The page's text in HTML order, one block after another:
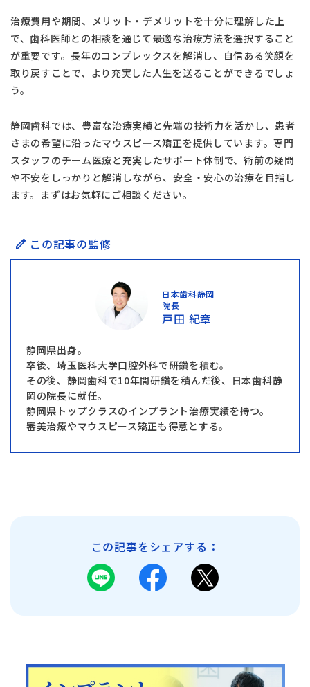
治療費用や期間、メリット・デメリットを十分に理解した上
で、歯科医師との相談を通じて最適な治療方法を選択すること
が重要です。長年のコンプレックスを解消し、自信ある笑顔を
取り戻すことで、より充実した人生を送ることができるでしょ
う。
静岡歯科では、豊富な治療実績と先端の技術力を活かし、患者
さまの希望に沿ったマウスピース矯正を提供しています。専門
スタッフのチーム医療と充実したサポート体制で、術前の疑問
や不安をしっかりと解消しながら、安全・安心の治療を目指し
ます。まずはお気軽にご相談ください。
この記事の監修
日本歯科静岡
院長
戸田 紀章
静岡県出身。
卒後、埼玉医科大学口腔外科で研鑽を積む。
その後、静岡歯科で10年間研鑽を積んだ後、日本歯科静
岡の院長に就任。
静岡県トップクラスのインプラント治療実績を持つ。
審美治療やマウスピース矯正も得意とする。
この記事をシェアする：